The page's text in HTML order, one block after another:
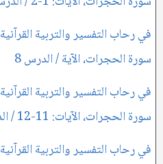
في رحاب التفسير والتربية القرآنية
سورة الحجرات، الآية / الدرس 8
في رحاب التفسير والتربية القرآنية
سورة الحجرات، الآيات: 11-12 / الدرس 7
في رحاب التفسير والتربية القرآنية